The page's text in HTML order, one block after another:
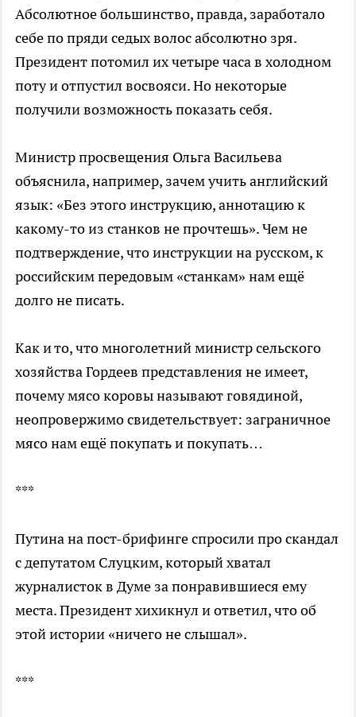
Абсолютное большинство, правда, заработало
себе по пряди седых волос абсолютно зря.
Президент потомил их четыре часа в холодном
поту и отпустил восвояси. Но некоторые
получили возможность показать себя.
Министр просвещения Ольга Васильева
объяснила, например, зачем учить английский
язык: «Без этого инструкцию, аннотацию к
какому-то из станков не прочтешь». Чем не
подтверждение, что инструкции на русском, к
российским передовым «станкам» нам ещё
долго не писать.
Как и то, что многолетний министр сельского
хозяйства Гордеев представления не имеет,
почему мясо коровы называют говядиной,
неопровержимо свидетельствует: заграничное
мясо нам ещё покупать и покупать…
***
Путина на пост-брифинге спросили про скандал
с депутатом Слуцким, который хватал
журналисток в Думе за понравившиеся ему
места. Президент хихикнул и ответил, что об
этой истории «ничего не слышал».
***